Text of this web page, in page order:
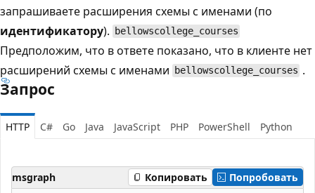
запрашиваете расширения схемы с именами (по
идентификатору). bellowscollege_courses
Предположим, что в ответе показано, что в клиенте нет
расширений схемы с именами
bellowscollege_courses .
Запрос
HTTP C# Go Java JavaScript PHP PowerShell Python
msgraph Копировать Попробовать